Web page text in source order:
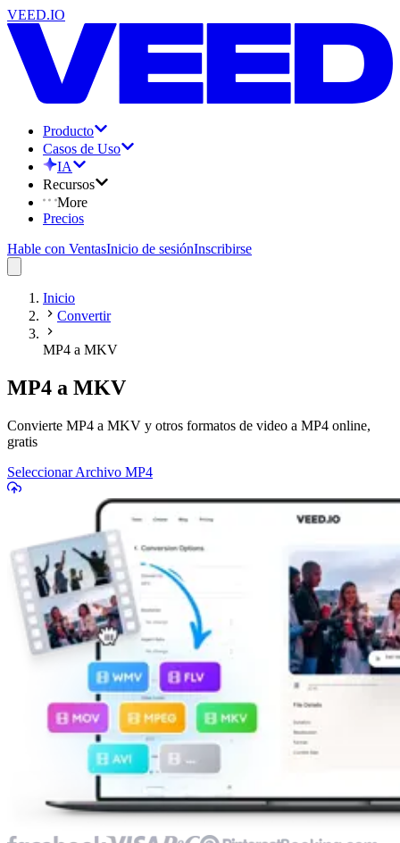
VEED.IO
Producto
Casos de Uso
IA
Recursos
More
Precios
Hable con VentasInicio de sesiónInscribirse
Inicio
Convertir
MP4 a MKV
MP4 a MKV
Convierte MP4 a MKV y otros formatos de video a MP4 online,
gratis
Seleccionar Archivo MP4